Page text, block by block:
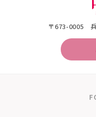
〒673-0005